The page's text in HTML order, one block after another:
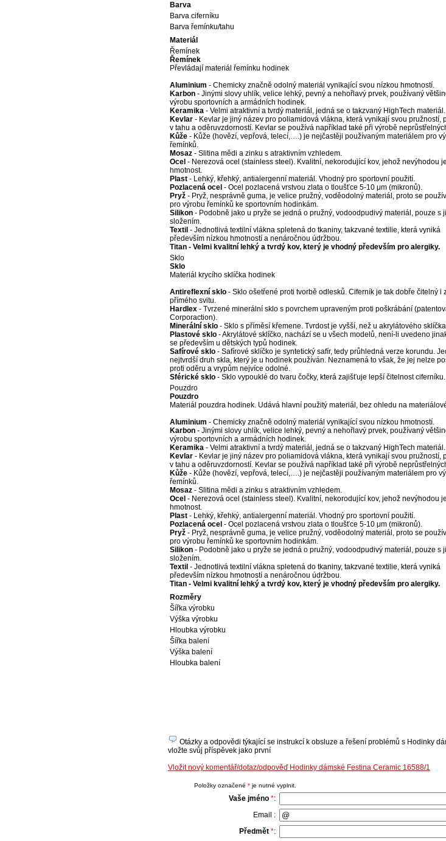
Barva
Barva ciferníku
Barva řemínku/tahu
Materiál
Řemínek
Řemínek
Převládají materiál řemínku hodinek
Aluminium - Chemicky značně odolný materiál vynikající svou nízkou hmotností.
Karbon - Jinými slovy uhlík, velice lehký, pevný a nehořlavý prvek, používaný
výrobu sportovních a armádních hodinek.
Keramika - Velmi atraktivní a tvrdý materiál, jedná se o takzvaný HighTech materiál.
Kevlar - Kevlar je jiný název pro poliamidová vlákna, která vynikají svou pružností,
v tahu a oděruvzdorností. Kevlar se používá například také při výrobě
Kůže - Kůže (hovězí, vepřová, telecí,….) je nejčastěji používaným materiálem pro
řemínků.
Mosaz - Slitina mědi a zinku s atraktivním vzhledem.
Ocel - Nerezová ocel (stainless steel). Kvalitní, nekorodující kov, jehož nevýhodou
hmotnost.
Plast - Lehký, křehký, antialergenní materiál. Vhodný pro sportovní použití.
Pozlacená ocel - Ocel pozlacená vrstvou zlata o tloušťce 5-10 μm (mikronů).
Pryž - Pryž, nesprávně guma, je velice pružný, voděodolný materiál, proto se
pro výrobu řemínků ke sportovním hodinkám.
Silikon - Podobně jako u pryže se jedná o pružný, vodoodpudivý materiál, pouze s
složením.
Textil - Jednotlivá textilní vlákna spletená do tkaniny, takzvané textilie, která vyniká
především nízkou hmotností a nenáročnou údržbou.
Titan - Velmi kvalitní lehký a tvrdý kov, který je vhodný především pro alergiky.
Sklo
Sklo
Materiál krycího sklíčka hodinek
Antireflexní sklo - Sklo ošetřené proti tvorbě odlesků. Ciferník je tak dobře čitelný i
přímého svitu.
Hardlex - Tvrzené minerální sklo s povrchem upraveným proti poškrábání
Corporaction).
Minerální sklo - Sklo s příměsí křemene. Tvrdost je vyšší, než u akrylátového
Plastové sklo - Akrylátové sklíčko, nachází se u všech modelů, není-li uvedeno
se především u dětských typů hodinek.
Safírové sklo - Safírové sklíčko je syntetický safír, tedy průhledná verze korundu.
nejtvrdší druh skla, který je u hodinek používán. Neznamená to však, že jej nelze
proti oděru a vrypům nejvíce odolné.
Sférické sklo - Sklo vypouklé do tvaru čočky, která zajišťuje lepší čitelnost ciferníku.
Pouzdro
Pouzdro
Materiál pouzdra hodinek. Udává hlavní použitý materiál, bez ohledu na
Aluminium - Chemicky značně odolný materiál vynikající svou nízkou hmotností.
Karbon - Jinými slovy uhlík, velice lehký, pevný a nehořlavý prvek, používaný
výrobu sportovních a armádních hodinek.
Keramika - Velmi atraktivní a tvrdý materiál, jedná se o takzvaný HighTech materiál.
Kevlar - Kevlar je jiný název pro poliamidová vlákna, která vynikají svou pružností,
v tahu a oděruvzdorností. Kevlar se používá například také při výrobě
Kůže - Kůže (hovězí, vepřová, telecí,….) je nejčastěji používaným materiálem pro
řemínků.
Mosaz - Slitina mědi a zinku s atraktivním vzhledem.
Ocel - Nerezová ocel (stainless steel). Kvalitní, nekorodující kov, jehož nevýhodou
hmotnost.
Plast - Lehký, křehký, antialergenní materiál. Vhodný pro sportovní použití.
Pozlacená ocel - Ocel pozlacená vrstvou zlata o tloušťce 5-10 μm (mikronů).
Pryž - Pryž, nesprávně guma, je velice pružný, voděodolný materiál, proto se
pro výrobu řemínků ke sportovním hodinkám.
Silikon - Podobně jako u pryže se jedná o pružný, vodoodpudivý materiál, pouze s
složením.
Textil - Jednotlivá textilní vlákna spletená do tkaniny, takzvané textilie, která vyniká
především nízkou hmotností a nenáročnou údržbou.
Titan - Velmi kvalitní lehký a tvrdý kov, který je vhodný především pro alergiky.
Rozměry
Šířka výrobku
Výška výrobku
Hloubka výrobku
Šířka balení
Výška balení
Hloubka balení
Otázky a odpovědi týkající se instrukcí k obsluze a řešení problémů s Hodinky
vložte svůj příspěvek jako první
Vložit nový komentář/dotaz/odpověď Hodinky dámské Festina Ceramic 16588/1
Položky označené *je nutné vyplnit.
Vaše jméno *:
Email :
Předmět *: